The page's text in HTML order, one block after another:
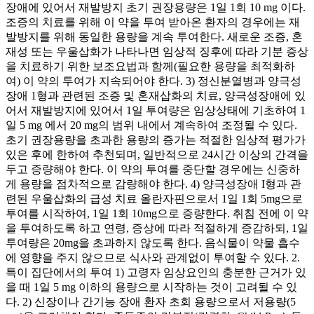
장애에 있어서 재발방지 초기 권장용량은 1일 1회 10 mg 이다.
조증의 치료를 위해 이 약을 투여 받아온 환자의 경우에는 재
발방지를 위해 동일한 용량을 계속 투여한다. 새로운 조증, 혼
재성 또는 우울삽화가 나타나면 임상적 징후에 따라 기분 증상
을 치료하기 위한 보조요법과 함께(필요한 용량을 최적화하
여) 이 약의 투여가 지속되어야 한다. 3) 정신분열병과 양극성
장애 1형과 관련된 조증 및 혼재삽화의 치료, 양극성장애에 있
어서 재발방지에 있어서 1일 투여량은 임상상태에 기초하여 1
일 5 mg 에서 20 mg의 범위 내에서 계속하여 조정될 수 있다.
초기 권장용량을 초과한 용량의 증가는 적절한 임상적 평가가
있은 후에 한하여 추천되며, 일반적으로 24시간 이상의 간격을
두고 증량해야 한다. 이 약의 투여를 중단할 경우에는 신중하
게 용량을 점차적으로 감량해야 한다. 4) 양극성장애 I형과 관
련된 우울삽화의 급성 치료 올란자핀으로서 1일 1회 5mg으로
투여를 시작하여, 1일 1회 10mg으로 증량한다. 취침 전에 이 약
을 투여하도록 하고 연령, 증상에 따라 적절하게 증감하되, 1일
투여량은 20mg을 초과하지 않도록 한다. 음식물이 약물 흡수
에 영향을 주지 않으므로 식사와 관계없이 투여할 수 있다. 2.
특이 집단에서의 투여 1) 고령자 임상요인의 충분한 근거가 있
을 때 1일 5 mg 이하의 용량으로 시작하는 것이 고려될 수 있
다. 2) 신장이나 간기능 장애 환자 초회 용량으로서 저용량(5